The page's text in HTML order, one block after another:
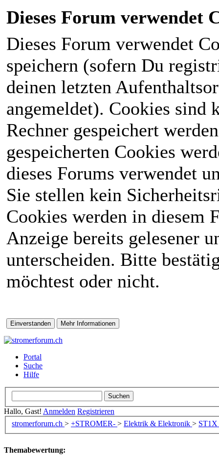
Dieses Forum verwendet
Dieses Forum verwendet
speichern (sofern Du
deinen letzten
angemeldet). Cookies sind
Rechner gespeichert
gespeicherten Cookies
dieses Forums verwendet
Sie stellen kein
Cookies werden in diesem
Anzeige bereits gelesener
unterscheiden. Bitte
möchtest oder nicht.
Portal
Suche
Hilfe
Hallo, Gast! Anmelden Registrieren
stromerforum.ch > +STROMER- > Elektrik & Elektronik >
Themabewertung: